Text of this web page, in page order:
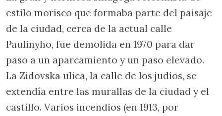
estilo morisco que formaba parte del paisaje
de la ciudad, cerca de la actual calle
Paulinyho, fue demolida en 1970 para dar
paso a un aparcamiento y un paso elevado.
La Zidovska ulica, la calle de los judíos, se
extendía entre las murallas de la ciudad y el
castillo. Varios incendios (en 1913, por